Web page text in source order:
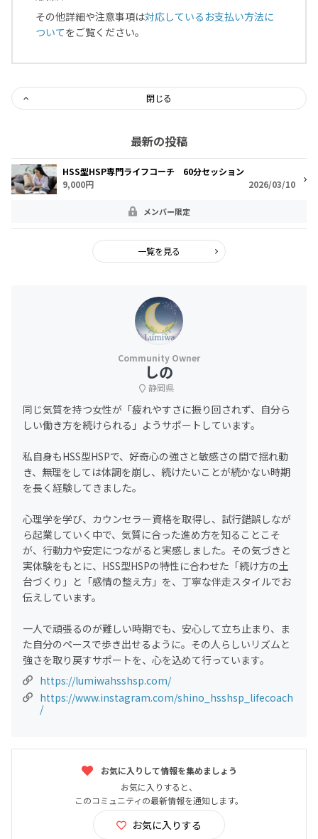
その他詳細や注意事項は対応しているお支払い方法に
ついてをご覧ください。
閉じる
最新の投稿
HSS型HSP専門ライフコーチ 60分セッション
9,000円
2026/03/10
メンバー限定
一覧を見る
しの
静岡県
同じ気質を持つ女性が「疲れやすさに振り回されず、自分ら
しい働き方を続けられる」ようサポートしています。
私自身もHSS型HSPで、好奇心の強さと敏感さの間で揺れ動
き、無理をしては体調を崩し、続けたいことが続かない時期
を長く経験してきました。
心理学を学び、カウンセラー資格を取得し、試行錯誤しなが
ら起業していく中で、気質に合った進め方を知ることこそ
が、行動力や安定につながると実感しました。その気づきと
実体験をもとに、HSS型HSPの特性に合わせた「続け方の土
台づくり」と「感情の整え方」を、丁寧な伴走スタイルでお
伝えしています。
一人で頑張るのが難しい時期でも、安心して立ち止まり、ま
た自分のペースで歩き出せるように。その人らしいリズムと
強さを取り戻すサポートを、心を込めて行っています。
https://lumiwahsshsp.com/
https://www.instagram.com/shino_hsshsp_lifecoach
/
お気に入りして情報を集めましょう
お気に入りすると、
このコミュニティの最新情報を通知します。
お気に入りする